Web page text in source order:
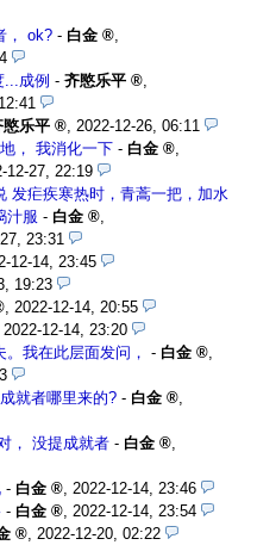
， ok? - 白金
...成例 -齐愍乐平
愍乐平
2022-12-26, 06:11
， 我消化一下 - 白金
12-27, 22:19
发疟疾寒热时，青蒿一把，加水
汁服 - 白金
23:31
12-14, 23:45
19:23
2022-12-14, 20:55
2022-12-14, 23:20
我在此层面发问， - 白金
就者哪里来的? - 白金
， 没提成就者 - 白金
- 白金
2022-12-14, 23:46
- 白金
2022-12-14, 23:54
2022-12-20, 02:22